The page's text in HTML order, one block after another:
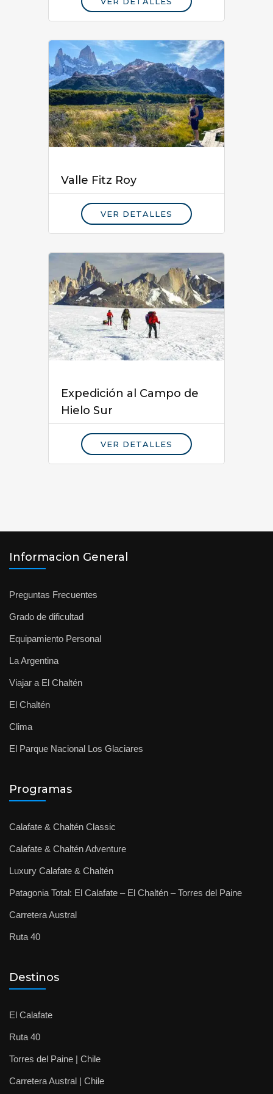
Valle Fitz Roy
VER DETALLES
Expedición al Campo de
Hielo Sur
VER DETALLES
Informacion General
Preguntas Frecuentes
Grado de dificultad
Equipamiento Personal
La Argentina
Viajar a El Chaltén
El Chaltén
Clima
El Parque Nacional Los Glaciares
Programas
Calafate & Chaltén Classic
Calafate & Chaltén Adventure
Luxury Calafate & Chaltén
Patagonia Total: El Calafate – El Chaltén – Torres del Paine
Carretera Austral
Ruta 40
Destinos
El Calafate
Ruta 40
Torres del Paine | Chile
Carretera Austral | Chile